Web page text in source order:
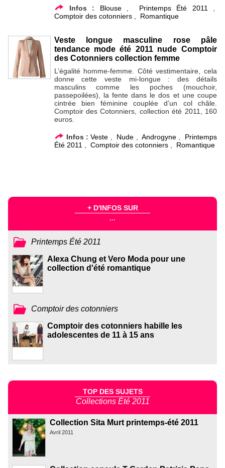
Infos : Blouse, Printemps Été 2011,
Comptoir des cotonniers, Romantique
Veste longue masculine rose pâle
tendance mode été 2011 nude Comptoir
des Cotonniers collection femme
L’égalité homme-femme. Côté vestimentaire, cela
donne cette veste mi-longue : des détails
masculins comme les poches (mouchoir,
passepoilées), la fente dans le dos et une coupe
cintrée bien féminine couplée d’un col châle.
Comptoir des Cotonniers, collection été 2011, 160
euros.
Infos : Veste Nude ,Androgyne
Printemps
Été 2011
Comptoir des cotonniers, Romantique
+ D'INFOS SUR
...
Printemps Été 2011
Alexa Chung et Vero Moda pour une
collection d'été romantique
Comptoir des cotonniers
Comptoir des cotonniers habille les
adolescentes de 11 à 15 ans
TOP DES SUJETS
Collections Été 2011
Collection Sita Murt printemps-été 2011
Avril 2011